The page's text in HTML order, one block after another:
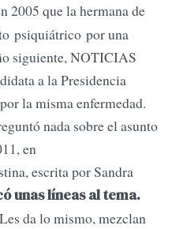
2005 que la hermana de
psiquiátrico por una
siguiente, NOTICIAS
a la Presidencia
la misma enfermedad.
nada sobre el asunto
en
escrita por Sandra
unas líneas al tema.
da lo mismo, mezclan